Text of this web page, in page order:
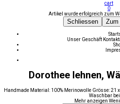
cart
0
Artikel wurde erfolgreich zum
Schliessen Zum
Unser Geschäft
Dorothee lehnen,
Handmade Material: 100% Merinowolle Grösse: 21
Waschbar bei
Mehr anzeigen